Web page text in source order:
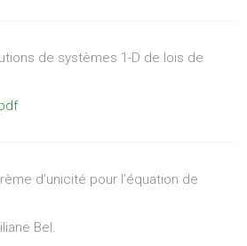
de systèmes 1-D de lois de
d’unicité pour l’équation de
Bel.